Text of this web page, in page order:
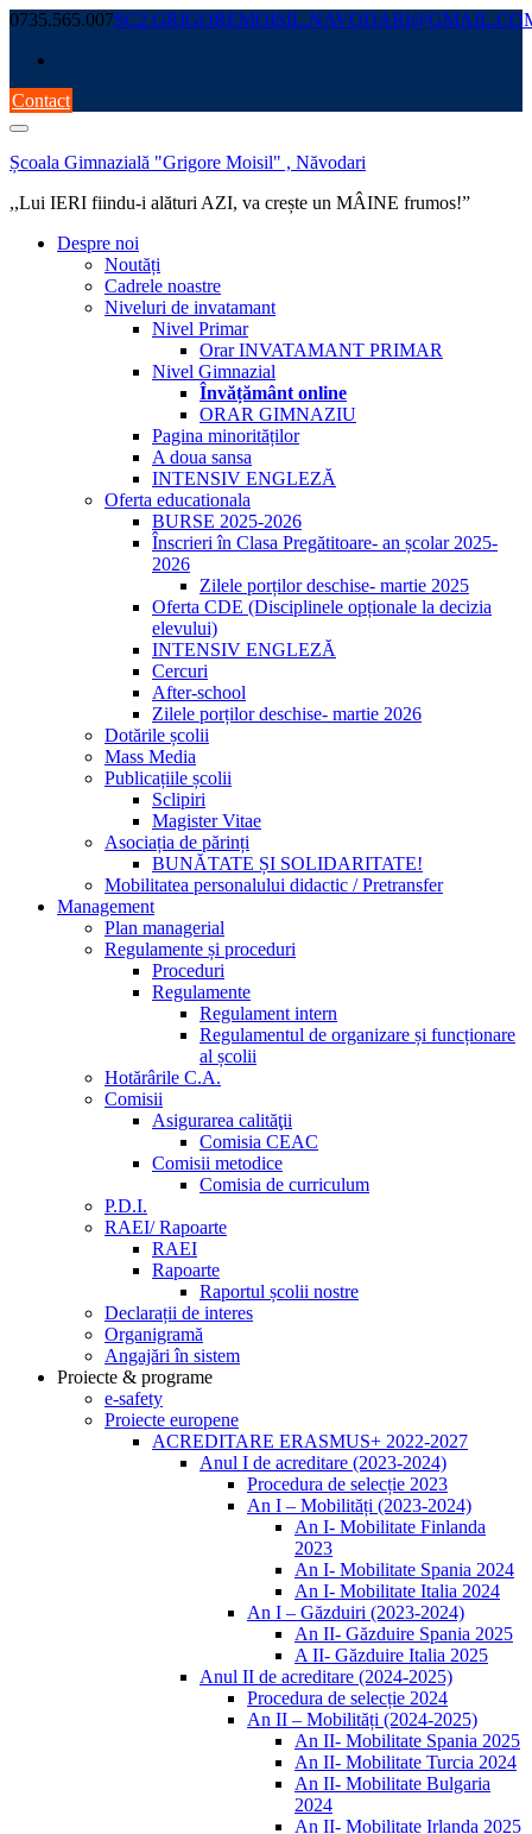
Skip
content
0735.565.007
Contact
Școala Gimnazială "Grigore Moisil" , Năvodari
,,Lui IERI fiindu-i alături AZI, va crește un MÂINE frumos!”
Despre noi
Noutăți
Cadrele noastre
Niveluri de invatamant
Nivel Primar
Orar INVATAMANT PRIMAR
Nivel Gimnazial
Învățământ online
ORAR GIMNAZIU
Pagina minorităților
A doua sansa
INTENSIV ENGLEZĂ
Oferta educationala
BURSE 2025-2026
Înscrieri în Clasa Pregătitoare- an școlar 2025-
2026
Zilele porților deschise- martie 2025
Oferta CDE (Disciplinele opționale la decizia
elevului)
INTENSIV ENGLEZĂ
Cercuri
After-school
Zilele porților deschise- martie 2026
Dotările școlii
Mass Media
Publicațiile școlii
Sclipiri
Magister Vitae
Asociația de părinți
BUNĂTATE ȘI SOLIDARITATE!
Mobilitatea personalului didactic / Pretransfer
Management
Plan managerial
Regulamente și proceduri
Proceduri
Regulamente
Regulament intern
Regulamentul de organizare și funcționare
al școlii
Hotărârile C.A.
Comisii
Asigurarea calităţii
Comisia CEAC
Comisii metodice
Comisia de curriculum
P.D.I.
RAEI/ Rapoarte
RAEI
Rapoarte
Raportul școlii nostre
Declarații de interes
Organigramă
Angajări în sistem
Proiecte & programe
e-safety
Proiecte europene
ACREDITARE ERASMUS+ 2022-2027
Anul I de acreditare (2023-2024)
Procedura de selecție 2023
An I – Mobilități (2023-2024)
An I- Mobilitate Finlanda
2023
An I- Mobilitate Spania 2024
An I- Mobilitate Italia 2024
An I – Găzduiri (2023-2024)
An II- Găzduire Spania 2025
A II- Găzduire Italia 2025
Anul II de acreditare (2024-2025)
Procedura de selecție 2024
An II – Mobilități (2024-2025)
An II- Mobilitate Spania 2025
An II- Mobilitate Turcia 2024
An II- Mobilitate Bulgaria
2024
An II- Mobilitate Irlanda 2025